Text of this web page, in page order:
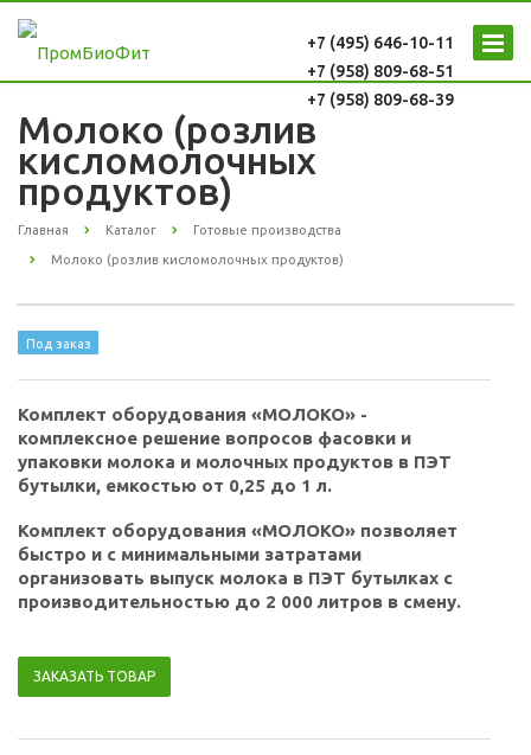
+7 (495) 646-10-11
+7 (958) 809-68-51
+7 (958) 809-68-39
Молоко (розлив
кисломолочных
продуктов)
Главная Каталог Готовые производства
Молоко (розлив кисломолочных продуктов)
Под заказ
Комплект оборудования «МОЛОКО» -
комплексное решение вопросов фасовки и
упаковки молока и молочных продуктов в ПЭТ
бутылки, емкостью от 0,25 до 1 л.
Комплект оборудования «МОЛОКО» позволяет
быстро и с минимальными затратами
организовать выпуск молока в ПЭТ бутылках с
производительностью до 2 000 литров в смену.
ЗАКАЗАТЬ ТОВАР